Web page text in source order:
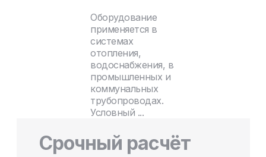
Оборудование
применяется в
системах
отопления,
водоснабжения, в
промышленных и
коммунальных
трубопроводах.
Условный ...
Срочный расчёт